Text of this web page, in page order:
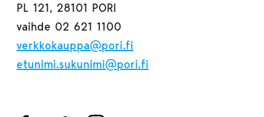
PL 121, 28101 PORI
vaihde 02 621 1100
verkkokauppa@pori.fi
etunimi.sukunimi@pori.fi